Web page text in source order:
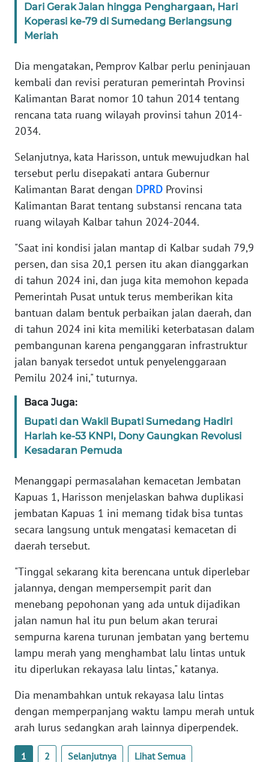
Dari Gerak Jalan hingga Penghargaan, Hari
Koperasi ke-79 di Sumedang Berlangsung
Meriah
Dia mengatakan, Pemprov Kalbar perlu peninjauan
kembali dan revisi peraturan pemerintah Provinsi
Kalimantan Barat nomor 10 tahun 2014 tentang
rencana tata ruang wilayah provinsi tahun 2014-
2034.
Selanjutnya, kata Harisson, untuk mewujudkan hal
tersebut perlu disepakati antara Gubernur
Kalimantan Barat dengan DPRD Provinsi
Kalimantan Barat tentang substansi rencana tata
ruang wilayah Kalbar tahun 2024-2044.
"Saat ini kondisi jalan mantap di Kalbar sudah 79,9
persen, dan sisa 20,1 persen itu akan dianggarkan
di tahun 2024 ini, dan juga kita memohon kepada
Pemerintah Pusat untuk terus memberikan kita
bantuan dalam bentuk perbaikan jalan daerah, dan
di tahun 2024 ini kita memiliki keterbatasan dalam
pembangunan karena penganggaran infrastruktur
jalan banyak tersedot untuk penyelenggaraan
Pemilu 2024 ini," tuturnya.
Baca Juga:
Bupati dan Wakil Bupati Sumedang Hadiri
Harlah ke-53 KNPI, Dony Gaungkan Revolusi
Kesadaran Pemuda
Menanggapi permasalahan kemacetan Jembatan
Kapuas 1, Harisson menjelaskan bahwa duplikasi
jembatan Kapuas 1 ini memang tidak bisa tuntas
secara langsung untuk mengatasi kemacetan di
daerah tersebut.
"Tinggal sekarang kita berencana untuk diperlebar
jalannya, dengan mempersempit parit dan
menebang pepohonan yang ada untuk dijadikan
jalan namun hal itu pun belum akan terurai
sempurna karena turunan jembatan yang bertemu
lampu merah yang menghambat lalu lintas untuk
itu diperlukan rekayasa lalu lintas," katanya.
Dia menambahkan untuk rekayasa lalu lintas
dengan memperpanjang waktu lampu merah untuk
arah lurus sedangkan arah lainnya diperpendek.
1 2 Selanjutnya Lihat Semua
WN
NTT
WN
KEPRI
PAPUA
WN
PAPUA
BARAT
WN
RIAU
WN
SERAMBI
WN
JAMBI
WN
SULTRA
NTB
WN
SULTENG
WN
SULBAR
BABEL
SUMBAR
WN
SUMSEL
WN
BENGKULU
WN
LAMPUNG
WN
JATENG